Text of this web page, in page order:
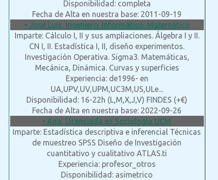
Disponibilidad: completa
Fecha de Alta en nuestra base: 2011-09-19
• José Luis, Ingeniero. Informático. Matemático
Imparte: Cálculo I, II y sus ampliaciones. Álgebra I y II.
CN I, II. Estadística I, II, diseño experimentos.
Investigación Operativa. Sigma3. Matemáticas,
Mecánica, Dinámica. Curvas y superficies
Experiencia: de1996- en
UA,UPV,UV,UPM,UC3M,US,ULe...
Disponibilidad: 16-22h (L,M,X,J,V) FINDES (+€)
Fecha de Alta en nuestra base: 2022-09-26
• Ana, Licenciada en Sociología UCM
Imparte: Estadística descriptiva e inferencial Técnicas
de muestreo SPSS Diseño de Investigación
cuantitativo y cualitativo ATLAS.ti
Experiencia: profesor_otros
Disponibilidad: asimetrico